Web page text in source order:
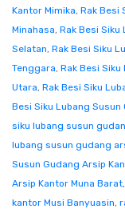
Kantor Mimika, Rak Besi
Minahasa, Rak Besi Siku
Selatan, Rak Besi Siku
Tenggara, Rak Besi
Utara, Rak Besi Siku
Besi Siku Lubang
siku lubang susun
lubang susun gudang
Susun Gudang Arsip
Arsip Kantor Muna Barat,
kantor Musi Banyuasin,